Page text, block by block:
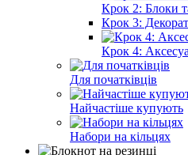
Крок 2: Блоки
Крок 3:
Крок 4:
Для початківців
Найчастіше купують
Набори на кільцях